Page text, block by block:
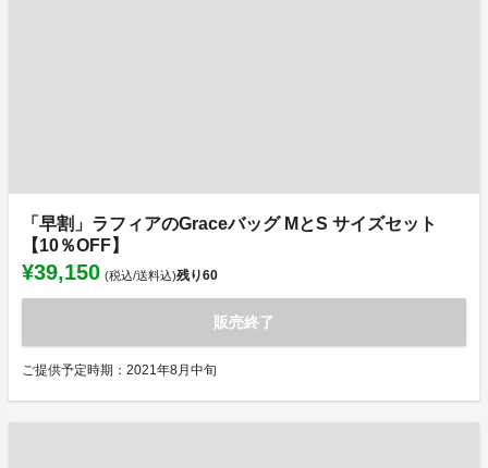
「早割」ラフィアのGraceバッグ MとS サイズセット
【10％OFF】
¥39,150 (税込/送料込)残り60
販売終了
ご提供予定時期：2021年8月中旬